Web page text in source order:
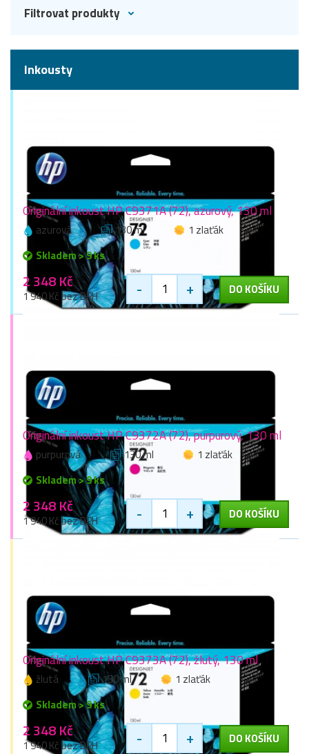
Filtrovat produkty
Inkousty
Originální inkoust HP C9371A (72), azurový, 130 ml
azurová 130 ml
1 zlaťák
Skladem > 9 ks
2 348 Kč
1 940 Kč bez DPH - + DO KOŠÍKU
Originální inkoust HP C9372A (72), purpurový, 130 ml
purpurová 130 ml
1 zlaťák
Skladem > 9 ks
2 348 Kč
1 940 Kč bez DPH - + DO KOŠÍKU
Originální inkoust HP C9373A (72), žlutý, 130 ml
žlutá 130 ml
1 zlaťák
Skladem > 9 ks
2 348 Kč
1 940 Kč bez DPH - + DO KOŠÍKU